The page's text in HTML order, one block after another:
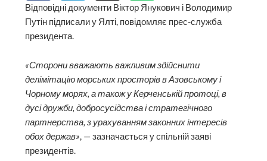
Відповідні документи Віктор Янукович і Володимир
Путін підписали у Ялті, повідомляє прес-служба
президента.
«Сторони вважають важливим здійснити
делімітацію морських просторів в Азовському і
Чорному морях, а також у Керченській протоці, в
дусі дружби, добросусідства і стратегічного
партнерства, з урахуванням законних інтересів
обох держав», — зазначається у спільній заяві
президентів.